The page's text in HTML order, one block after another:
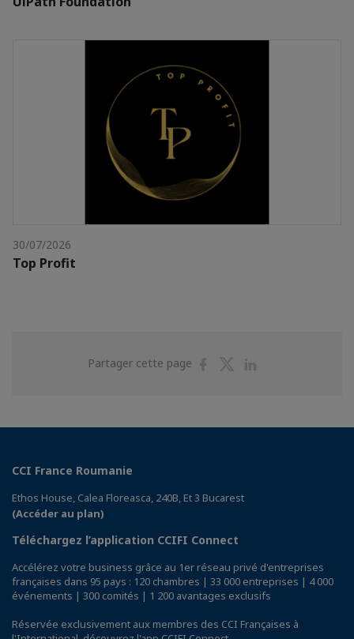
30/07/2026
Top Profit
Partager cette page
PartagerPartager
CCI France Roumanie
Ethos House, Calea Floreasca, 240B, Et 3 Bucarest
(Accéder au plan)
Téléchargez l’application CCIFI Connect
Accélérez votre business grâce au 1er réseau privé d'entreprises
françaises dans 95 pays : 120 chambres | 33 000 entreprises | 4 000
événements | 300 comités | 1 200 avantages exclusifs
Réservée exclusivement aux membres des CCI Françaises à